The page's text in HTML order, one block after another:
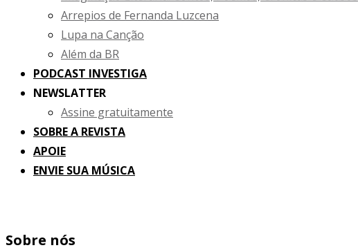
Arrepios de Fernanda Luzcena
Lupa na Canção
Além da BR
PODCAST INVESTIGA
NEWSLATTER
Assine gratuitamente
SOBRE A REVISTA
APOIE
ENVIE SUA MÚSICA
Sobre nós